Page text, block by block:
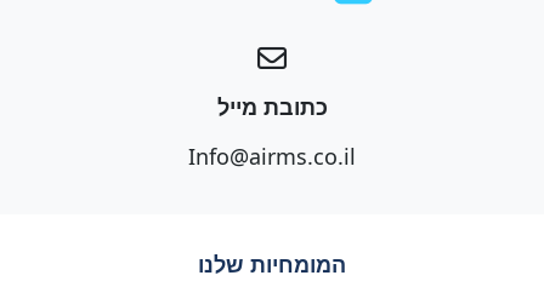
כתובת מייל
Info@airms.co.il
המומחיות שלנו